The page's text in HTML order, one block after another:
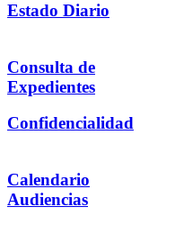
Estado Diario
Consulta de
Expedientes
Confidencialidad
Calendario
Audiencias